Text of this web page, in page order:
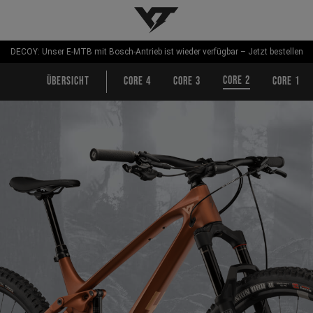
YT-Industries
DECOY: Unser E-MTB mit Bosch-Antrieb ist wieder verfügbar – Jetzt bestellen
Übersicht Core 4 Core 3 Core 2 Core 1